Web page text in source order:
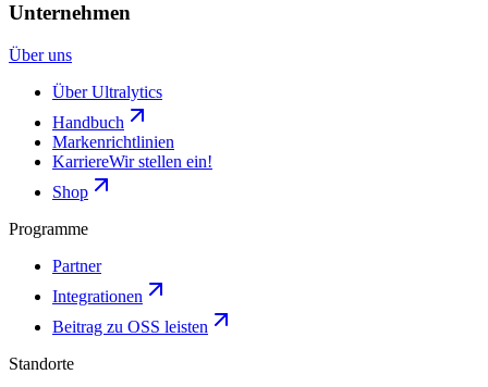
Unternehmen
Über uns
Über Ultralytics
Handbuch
Markenrichtlinien
KarriereWir stellen ein!
Shop
Programme
Partner
Integrationen
Beitrag zu OSS leisten
Standorte